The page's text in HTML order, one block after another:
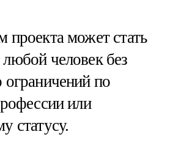
проекта может стать
человек без
ограничений по
или
статусу.